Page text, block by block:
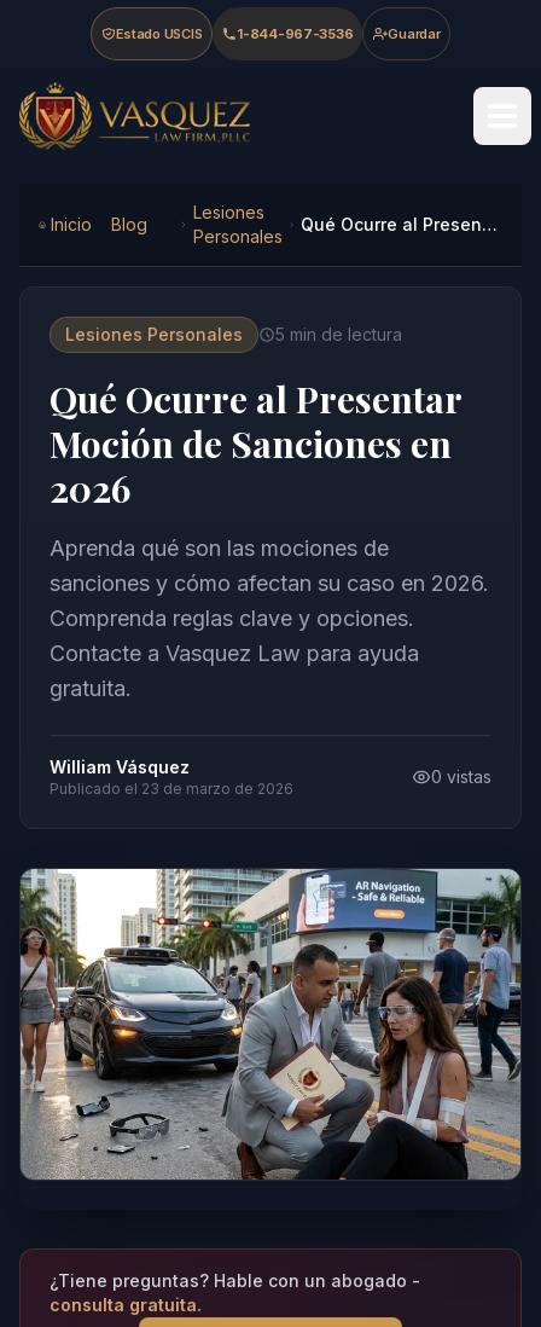
Skip to main content
Skip to navigation
Skip to footer
Estado USCIS 1-844-967-3536 Guardar
Vasquez Law Firm - Home
Inicio Blog
Lesiones
Personales
Qué Ocurre al Presentar Moción de Sanciones en 2026
Lesiones Personales 5 min de lectura
Qué Ocurre al Presentar
Moción de Sanciones en
2026
Aprenda qué son las mociones de
sanciones y cómo afectan su caso en 2026.
Comprenda reglas clave y opciones.
Contacte a Vasquez Law para ayuda
gratuita.
William Vásquez
Publicado el 23 de marzo de 2026
0 vistas
¿Tiene preguntas? Hable con un abogado -
consulta gratuita.